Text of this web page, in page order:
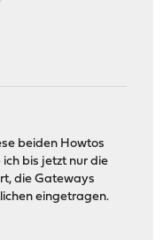
beiden Howtos
bis jetzt nur die
die Gateways
eingetragen.